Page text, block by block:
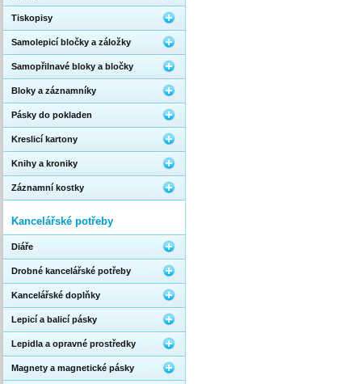
Tiskopisy
Samolepicí bločky a záložky
Samopřilnavé bloky a bločky
Bloky a záznamníky
Pásky do pokladen
Kreslicí kartony
Knihy a kroniky
Záznamní kostky
Kancelářské potřeby
Diáře
Drobné kancelářské potřeby
Kancelářské doplňky
Lepicí a balicí pásky
Lepidla a opravné prostředky
Magnety a magnetické pásky